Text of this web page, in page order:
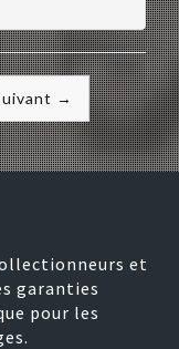
→
et
garanties
pour les